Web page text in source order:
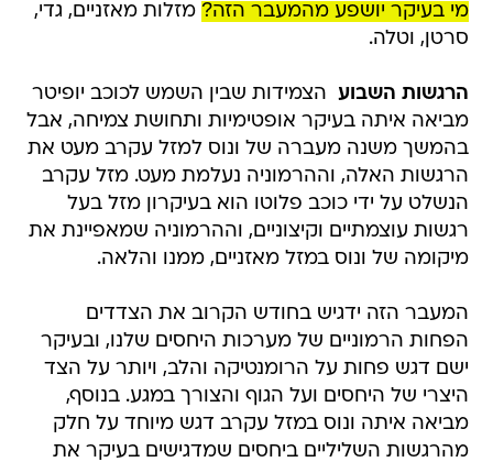
מי בעיקר יושפע מהמעבר הזה? מזלות מאזניים, גדי,
סרטן, וטלה.
הרגשות השבוע  הצמידות שבין השמש לכוכב יופיטר
מביאה איתה בעיקר אופטימיות ותחושת צמיחה, אבל
בהמשך משנה מעברה של ונוס למזל עקרב מעט את
הרגשות האלה, וההרמוניה נעלמת מעט. מזל עקרב
הנשלט על ידי כוכב פלוטו הוא בעיקרון מזל בעל
רגשות עוצמתיים וקיצוניים, וההרמוניה שמאפיינת את
מיקומה של ונוס במזל מאזניים, ממנו והלאה.
המעבר הזה ידגיש בחודש הקרוב את הצדדים
הפחות הרמוניים של מערכות היחסים שלנו, ובעיקר
ישם דגש פחות על הרומנטיקה והלב, ויותר על הצד
היצרי של היחסים ועל הגוף והצורך במגע. בנוסף,
מביאה איתה ונוס במזל עקרב דגש מיוחד על חלק
מהרגשות השליליים ביחסים שמדגישים בעיקר את